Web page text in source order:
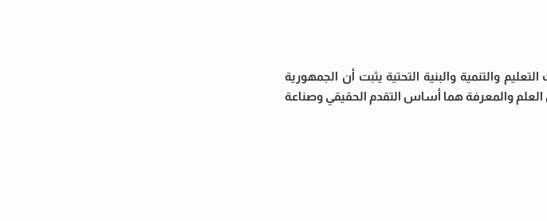
والتنمية والبنية التحتية يثبت أن الجمهورية
العلم والمعرفة هما أساس التقدم الحقيقي وصناعة